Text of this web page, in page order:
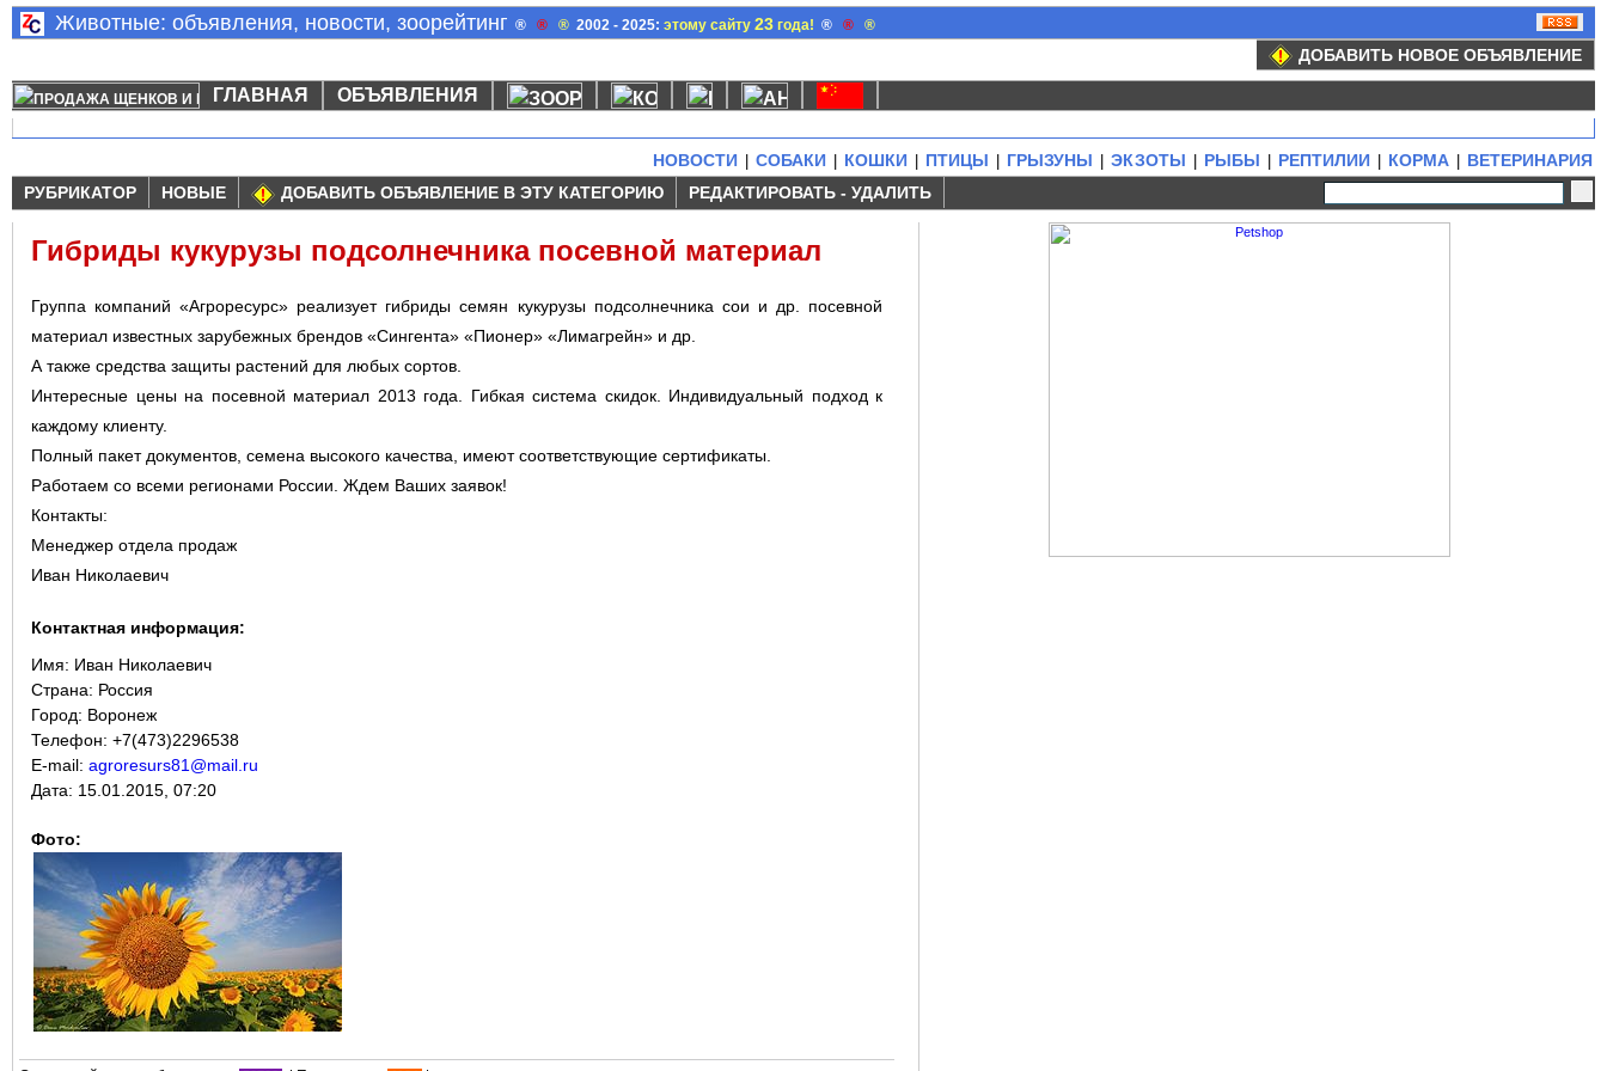
Животные: объявления, новости, зоорейтинг ® ® ® 2002 - 2025:этому сайту23 года! ® ® ®
ДОБАВИТЬ НОВОЕ ОБЪЯВЛЕНИЕ
ГЛАВНАЯ ОБЪЯВЛЕНИЯ
НОВОСТИ СОБАКИ КОШКИ ПТИЦЫ ГРЫЗУНЫ ЭКЗОТЫ РЫБЫ РЕПТИЛИИ КОРМА
ВЕТЕРИНАРИЯ
РУБРИКАТОР
НОВЫЕ ДОБАВИТЬ ОБЪЯВЛЕНИЕ В ЭТУ КАТЕГОРИЮ РЕДАКТИРОВАТЬ - УДАЛИТЬ
Гибриды кукурузы подсолнечника посевной материал
Группа компаний «Агроресурс» реализует гибриды семян кукурузы подсолнечника сои и др. посевной
материал известных зарубежных брендов «Сингента» «Пионер» «Лимагрейн» и др.
А также средства защиты растений для любых сортов.
Интересные цены на посевной материал 2013 года. Гибкая система скидок. Индивидуальный подход к
каждому клиенту.
Полный пакет документов, семена высокого качества, имеют соответствующие сертификаты.
Работаем со всеми регионами России. Ждем Ваших заявок!
Контакты:
Менеджер отдела продаж
Иван Николаевич
Контактная информация:
Имя: Иван Николаевич
Страна: Россия
Город: Воронеж
Телефон: +7(473)2296538
E-mail: agroresurs81@mail.ru
Дата: 15.01.2015, 07:20
Фото: